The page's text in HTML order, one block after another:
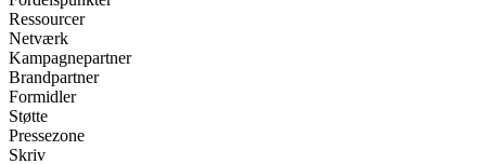
Ressourcer
Netværk
Kampagnepartner
Brandpartner
Formidler
Støtte
Pressezone
Skriv